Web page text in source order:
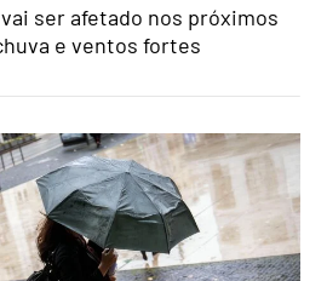
ser afetado nos próximos
e ventos fortes